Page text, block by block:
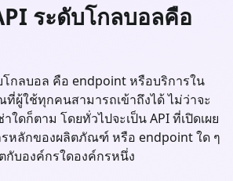
ระดับโกลบอลคือ
โกลบอล คือ endpoint หรือบริการใน
ผู้ใช้ทุกคนสามารถเข้าถึงได้ ไม่ว่าจะ
ใดก็ตาม โดยทั่วไปจะเป็น API ที่เปิดเผย
หลักของผลิตภัณฑ์ หรือ endpoint ใด ๆ
กับองค์กรใดองค์กรหนึ่ง